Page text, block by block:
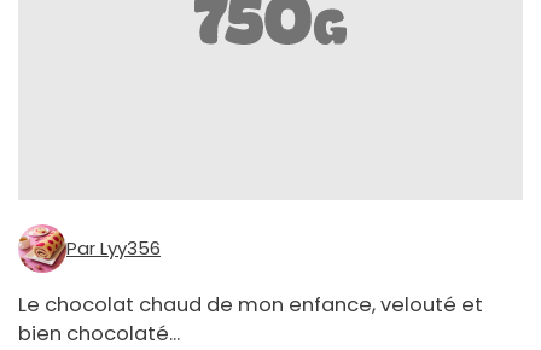
Par Lyy356
Le chocolat chaud de mon enfance, velouté et
bien chocolaté...